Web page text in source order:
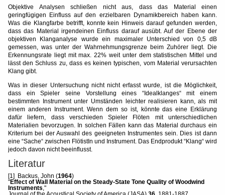
Objektive Analysen schließen nicht aus, dass das Material einen
geringfügigen Einfluss auf den erzielbaren Dynamikbereich haben kann.
Was die Klangfarbe betrifft, konnte kein Hinweis darauf gefunden werden,
dass das Material irgendeinen Einfluss darauf ausübt. Auf der Ebene der
objektiven Klanganalyse wurde ein maximaler Unterschied von 0,5 dB
gemessen, was unter der Wahrnehmungsgrenze beim Zuhörer liegt. Die
Erkennungsrate liegt mit max. 22% weit unter dem statistischen Mittel und
lässt den Schluss zu, dass es keinen typischen, vom Material verursachten
Klang gibt.
Was in dieser Untersuchung nicht nicht erfasst wurde, ist die Möglichkeit,
dass ein Spieler seine Vorstellung eines “Idealklanges“ mit einem
bestimmten Instrument unter Umständen leichter realisieren kann, als mit
einem anderen Instrument. Wenn dem so ist, könnte das eine Erklärung
dafür liefern, dass verschieden Spieler Flöten mit unterschiedlichen
Materialien bevorzugen. In solchen Fällen kann das Material durchaus ein
Kriterium bei der Auswahl des geeigneten Instrumentes sein. Dies ist dann
eine “Sache“ zwischen FlötistIn und Instrument. Das Endprodukt “Klang“ wird
jedoch davon nicht beeinflusst.
Literatur
[1] Backus, John (1964)
"Effect of Wall Material on the Steady-State Tone Quality of Woodwind
Instruments,"